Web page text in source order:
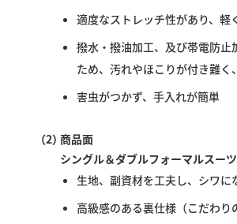
適度なストレッチ性があり、軽
撥水・撥油加工、及び帯電防止
ため、汚れやほこりが付き難く
害虫がつかず、手入れが簡単
（2）商品面
シングル＆ダブルフォーマルスーツ
生地、副資材を工夫し、シワに
高級感のある裏仕様（こだわり